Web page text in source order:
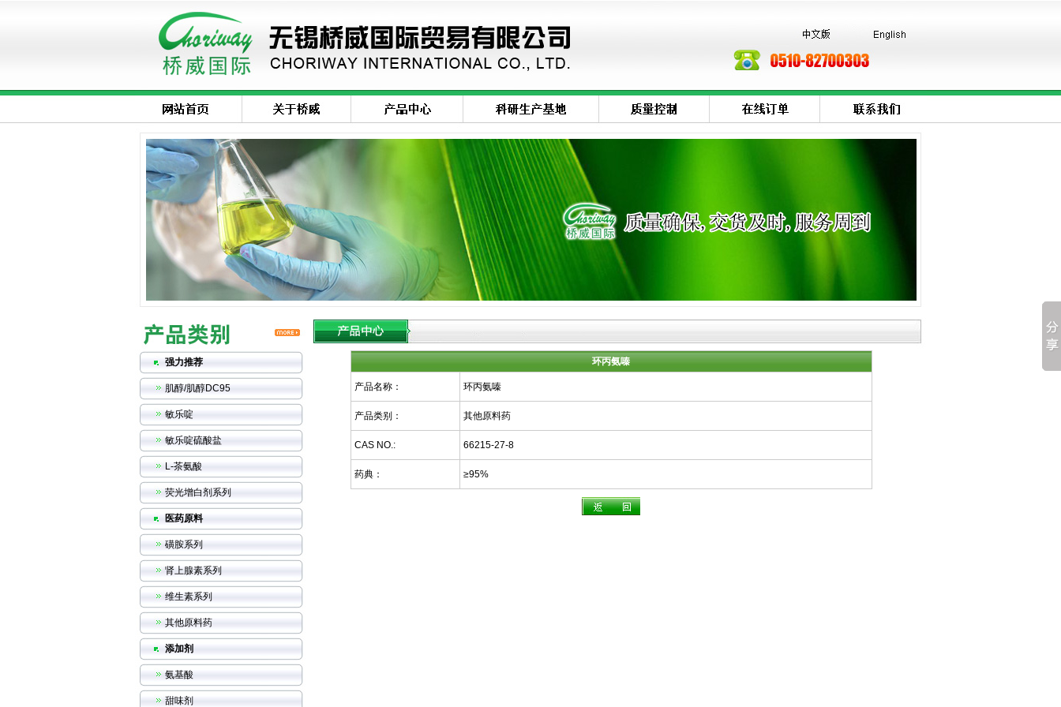
强力推荐
肌醇/肌醇DC95
敏乐啶
敏乐啶硫酸盐
L-茶氨酸
荧光增白剂系列
医药原料
磺胺系列
肾上腺素系列
维生素系列
其他原料药
添加剂
氨基酸
甜味剂
环丙氨嗪
产品名称： 环丙氨嗪
产品类别： 其他原料药
CAS NO.: 66215-27-8
药典： ≥95%